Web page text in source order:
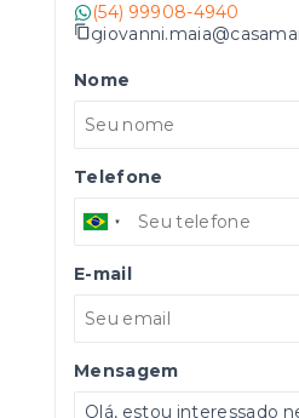
(54) 99908-4940
Nome
Telefone
E-mail
Mensagem